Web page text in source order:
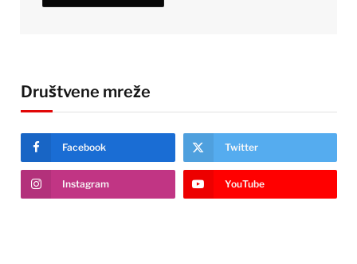
Društvene mreže
Facebook Twitter
Instagram YouTube